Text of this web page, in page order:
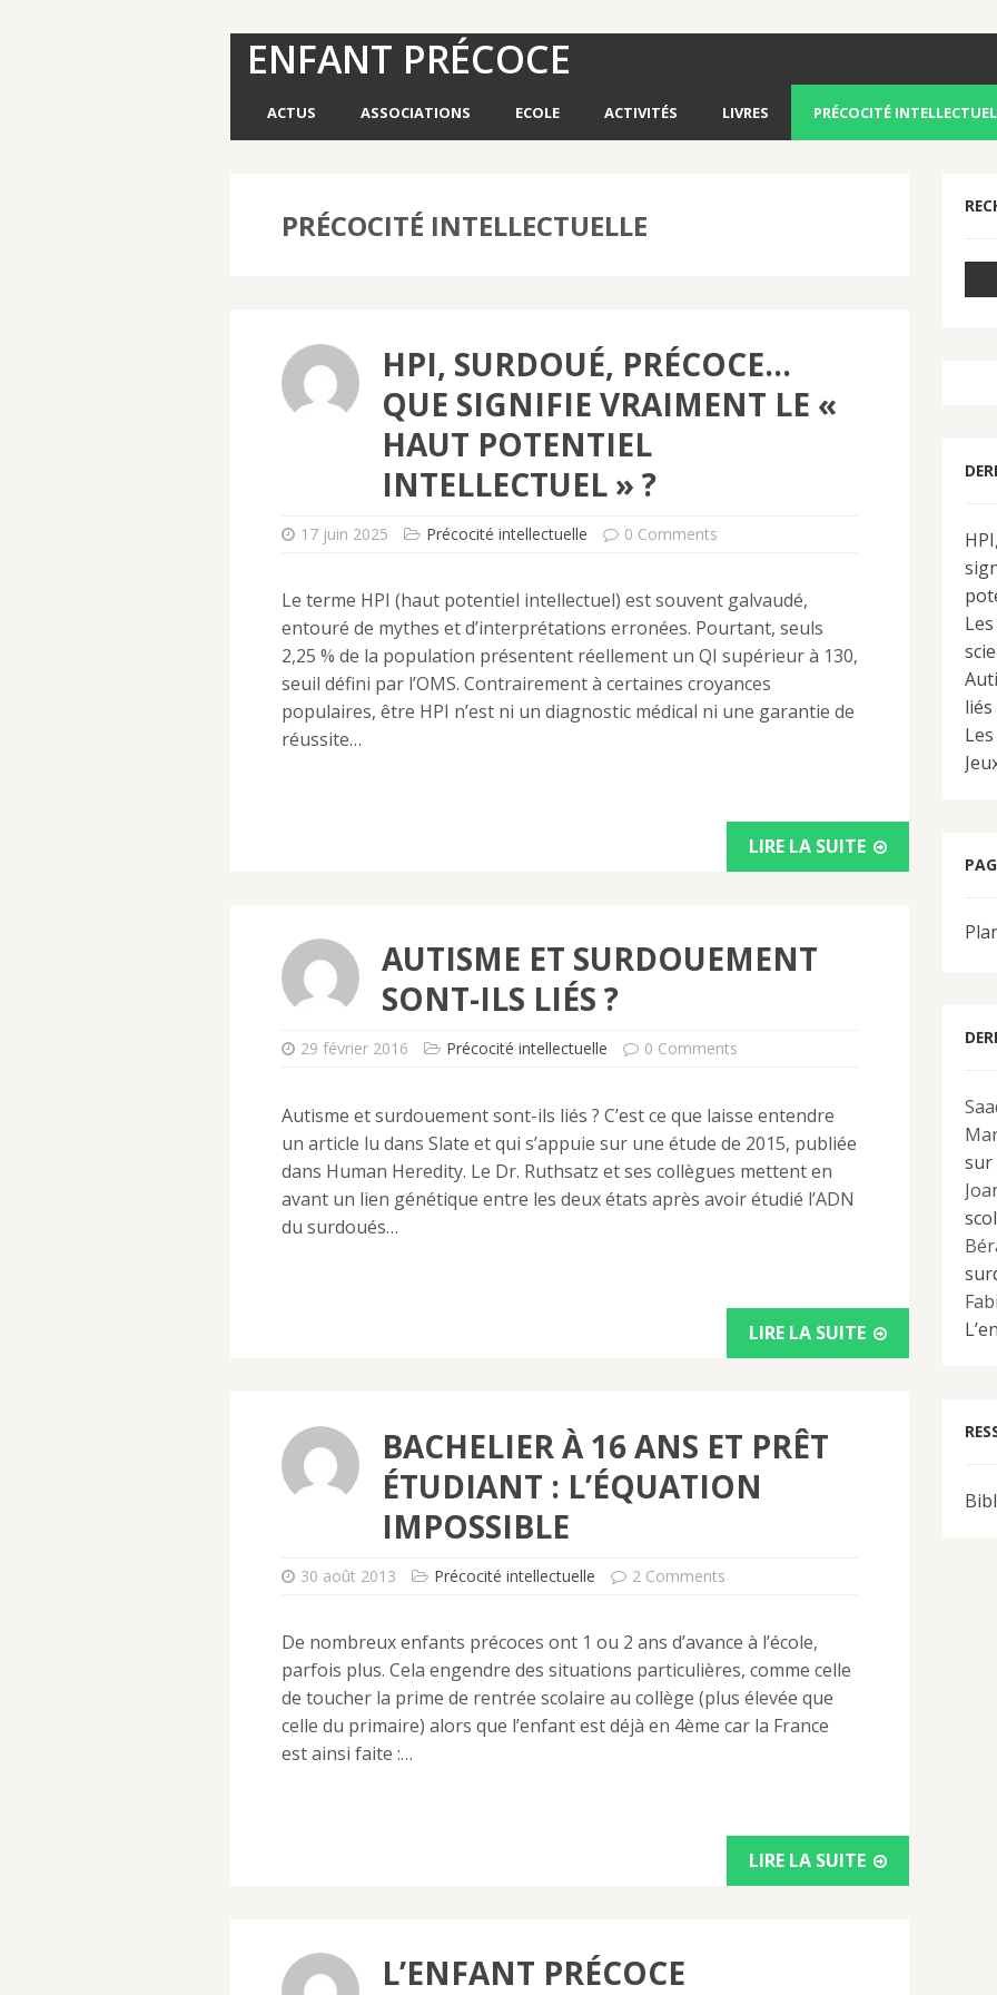
ENFANT PRÉCOCE
ACTUS ASSOCIATIONS ECOLE ACTIVITÉS LIVRES PRÉCOCITÉ
PRÉCOCITÉ INTELLECTUELLE
HPI, SURDOUÉ, PRÉCOCE…
QUE SIGNIFIE VRAIMENT LE «
HAUT POTENTIEL
INTELLECTUEL » ?
17 juin 2025 Précocité intellectuelle 0 Comments
Le terme HPI (haut potentiel intellectuel) est souvent galvaudé,
entouré de mythes et d’interprétations erronées. Pourtant, seuls
2,25 % de la population présentent réellement un QI supérieur à 130,
seuil défini par l’OMS. Contrairement à certaines croyances
populaires, être HPI n’est ni un diagnostic médical ni une garantie de
réussite…
LIRE LA SUITE
AUTISME ET SURDOUEMENT
SONT-ILS LIÉS ?
29 février 2016 Précocité intellectuelle 0 Comments
Autisme et surdouement sont-ils liés ? C’est ce que laisse entendre
un article lu dans Slate et qui s’appuie sur une étude de 2015, publiée
dans Human Heredity. Le Dr. Ruthsatz et ses collègues mettent en
avant un lien génétique entre les deux états après avoir étudié l’ADN
du surdoués…
LIRE LA SUITE
BACHELIER À 16 ANS ET PRÊT
ÉTUDIANT : L’ÉQUATION
IMPOSSIBLE
30 août 2013 Précocité intellectuelle 2 Comments
De nombreux enfants précoces ont 1 ou 2 ans d’avance à l’école,
parfois plus. Cela engendre des situations particulières, comme celle
de toucher la prime de rentrée scolaire au collège (plus élevée que
celle du primaire) alors que l’enfant est déjà en 4ème car la France
est ainsi faite :…
LIRE LA SUITE
L’ENFANT PRÉCOCE
liés
sur